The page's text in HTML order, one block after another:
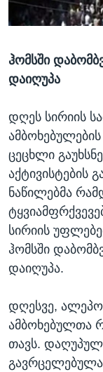
ᲡᲢᲣᲓᲘᲐ
ᲔᲙᲝᲜᲝᲛᲘᲙᲐ
ᲛᲔᲪᲜᲘᲔᲠᲔᲑᲐ
ᲘᲜᲢᲔᲠᲕᲘᲣ
ᲙᲣᲚᲢᲣᲠᲐ
ᲒᲐᲚᲘᲚᲔᲝ
ᲓᲔᲖᲘᲜᲤᲝᲠᲛᲐᲪᲘᲐ
Learning
ᲗᲕᲐᲚᲘ ᲒᲕᲐᲓᲔᲕᲜᲔᲗ
ენები
ჰომსში
დაიღუპა
დღეს სირიის
ცეცხლი
აქტივისტების
ნაწილებმა
სირიის
ჰომსში
დაიღუპა.
დღესვე,
ამბოხებულთა
თავს.